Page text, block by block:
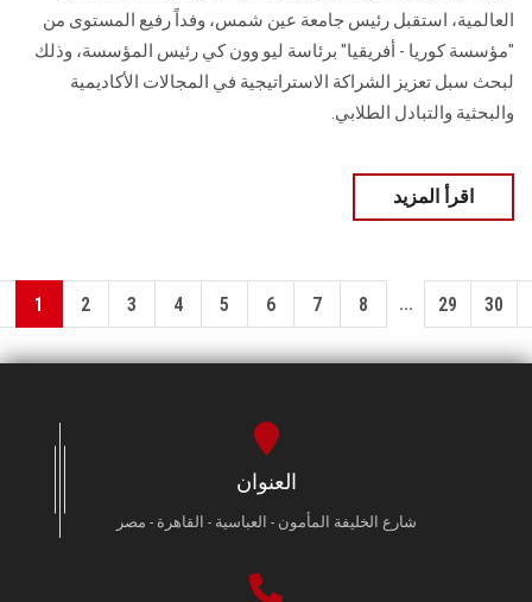
العالمية، استقبل رئيس جامعة عين شمس، وفداً رفيع المستوى من
"مؤسسة كوريا - أفريقيا" برئاسة ليو وون كي رئيس المؤسسة، وذلك
لبحث سبل تعزيز الشراكة الاستراتيجية في المجالات الأكاديمية
والبحثية والتبادل الطلابي.
اقرأ المزيد
1 2 3 4 5 6 7 8 ... 29 30
العنوان
شارع الخليفة المأمون - العباسية - القاهرة - مصر